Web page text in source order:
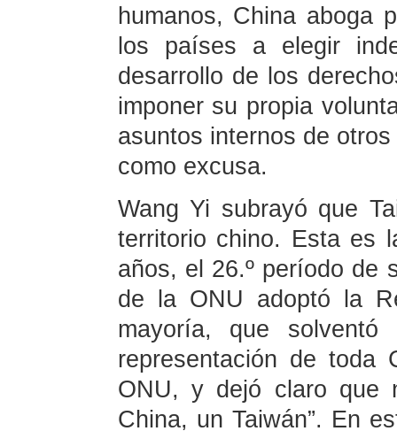
humanos, China aboga
los países a elegir
desarrollo de los
imponer su propia
asuntos internos de
como excusa.
Wang Yi subrayó que
territorio chino. Esta es
años, el 26.º período de
de la ONU adoptó la
mayoría, que solventó
representación de toda
ONU, y dejó claro que
China, un Taiwán”. En